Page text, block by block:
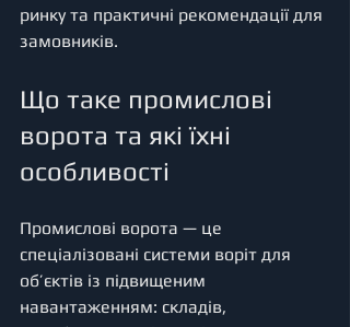
ринку та практичні рекомендації для
замовників.
Що таке промислові
ворота та які їхні
особливості
Промислові ворота — це
спеціалізовані системи воріт для
об’єктів із підвищеним
навантаженням: складів,